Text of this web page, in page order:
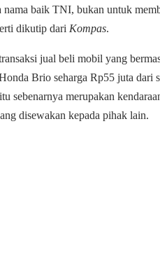
nama baik TNI, bukan untuk
dikutip dari Kompas.
jual beli mobil yang
Brio seharga Rp55 juta dari
sebenarnya merupakan
disewakan kepada pihak lain.